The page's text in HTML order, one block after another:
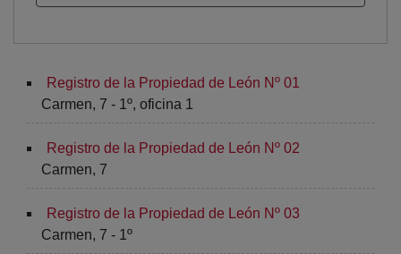
Registro de la Propiedad de León Nº 01
Carmen, 7 - 1º, oficina 1
Registro de la Propiedad de León Nº 02
Carmen, 7
Registro de la Propiedad de León Nº 03
Carmen, 7 - 1º